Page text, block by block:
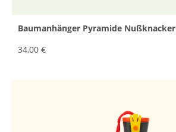
Baumanhänger Pyramide Nußknacker
34,00 €